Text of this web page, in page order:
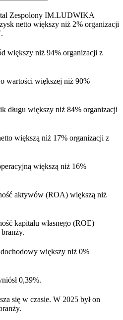
Zespolony IM.LUDWIKA
netto większy niż 2% organizacji
większy niż 94% organizacji z
wartości większej niż 90%
długu większy niż 84% organizacji
większą niż 17% organizacji z
większą niż 16%
aktywów (ROA) większą niż
kapitału własnego (ROE)
dochodowy większy niż 0%
0,39%.
się w czasie. W 2025 był on